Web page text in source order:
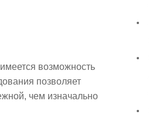
возможность
позволяет
чем изначально